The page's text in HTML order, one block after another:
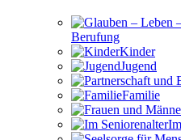
Berufung
Kinder
Jugend
Familie